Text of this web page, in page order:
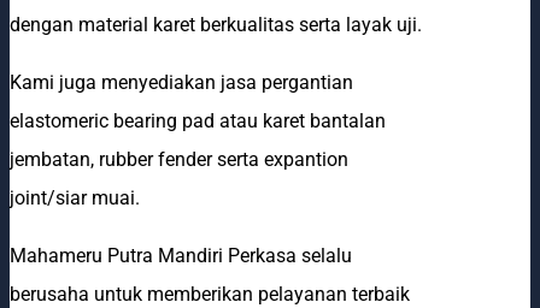
dengan material karet berkualitas serta layak uji.
Kami juga menyediakan jasa pergantian
elastomeric bearing pad atau karet bantalan
jembatan, rubber fender serta expantion
joint/siar muai.
Mahameru Putra Mandiri Perkasa selalu
berusaha untuk memberikan pelayanan terbaik